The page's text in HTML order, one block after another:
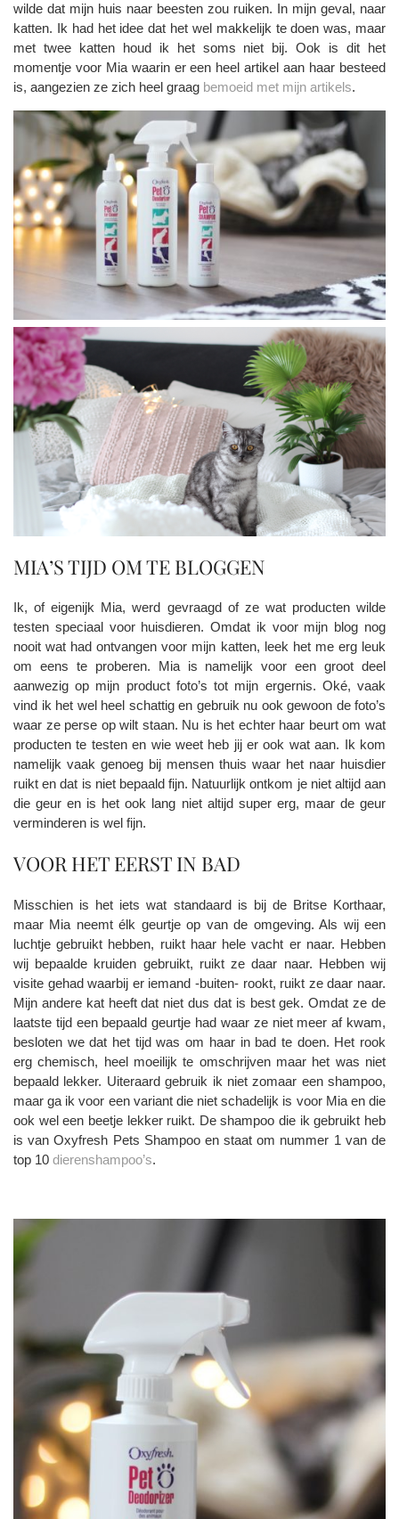
wilde dat mijn huis naar beesten zou ruiken. In mijn geval, naar
katten. Ik had het idee dat het wel makkelijk te doen was, maar
met twee katten houd ik het soms niet bij. Ook is dit het
momentje voor Mia waarin er een heel artikel aan haar besteed
is, aangezien ze zich heel graag bemoeid met mijn artikels.
MIA’S TIJD OM TE BLOGGEN
Ik, of eigenijk Mia, werd gevraagd of ze wat producten wilde
testen speciaal voor huisdieren. Omdat ik voor mijn blog nog
nooit wat had ontvangen voor mijn katten, leek het me erg leuk
om eens te proberen. Mia is namelijk voor een groot deel
aanwezig op mijn product foto’s tot mijn ergernis. Oké, vaak
vind ik het wel heel schattig en gebruik nu ook gewoon de foto’s
waar ze perse op wilt staan. Nu is het echter haar beurt om wat
producten te testen en wie weet heb jij er ook wat aan. Ik kom
namelijk vaak genoeg bij mensen thuis waar het naar huisdier
ruikt en dat is niet bepaald fijn. Natuurlijk ontkom je niet altijd aan
die geur en is het ook lang niet altijd super erg, maar de geur
verminderen is wel fijn.
VOOR HET EERST IN BAD
Misschien is het iets wat standaard is bij de Britse Korthaar,
maar Mia neemt élk geurtje op van de omgeving. Als wij een
luchtje gebruikt hebben, ruikt haar hele vacht er naar. Hebben
wij bepaalde kruiden gebruikt, ruikt ze daar naar. Hebben wij
visite gehad waarbij er iemand -buiten- rookt, ruikt ze daar naar.
Mijn andere kat heeft dat niet dus dat is best gek. Omdat ze de
laatste tijd een bepaald geurtje had waar ze niet meer af kwam,
besloten we dat het tijd was om haar in bad te doen. Het rook
erg chemisch, heel moeilijk te omschrijven maar het was niet
bepaald lekker. Uiteraard gebruik ik niet zomaar een shampoo,
maar ga ik voor een variant die niet schadelijk is voor Mia en die
ook wel een beetje lekker ruikt. De shampoo die ik gebruikt heb
is van Oxyfresh Pets Shampoo en staat om nummer 1 van de
top 10 dierenshampoo’s.